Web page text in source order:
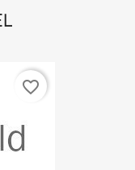
favorite_border